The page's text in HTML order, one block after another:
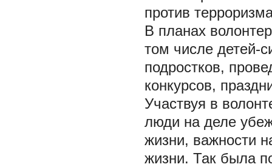
против
В планах
том числе детей-
подростков,
конкурсов,
Участвуя в
люди на деле
жизни, важности
жизни. Так была